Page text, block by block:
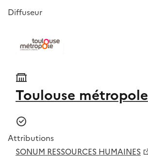
Diffuseur
Toulouse métropole
Attributions
SONUM RESSOURCES HUMAINES